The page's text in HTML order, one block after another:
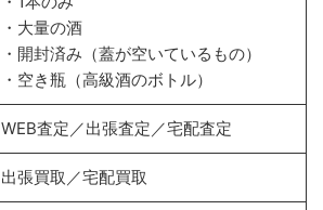
・大量の酒
・開封済み（蓋が空いているもの）
・空き瓶（高級酒のボトル）
WEB査定／出張査定／宅配査定
出張買取／宅配買取